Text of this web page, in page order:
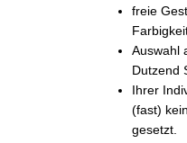
freie
Auswahl
Dutzend
Ihrer
(fast)
gesetzt.